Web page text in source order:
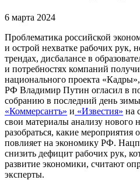
6 марта 2024
Проблематика российской
и острой нехватке рабочих рук,
трендах, дисбалансе в
и потребностях компаний
национального проекта
РФ Владимир Путин огласил в
собранию в последний день
«Коммерсантъ» и «Известия» на
свои материалы анализу нового
разобраться, какие мероприятия
повлияет на экономику РФ.
снизить дефицит рабочих рук,
развитие экономики, считают
эксперты.